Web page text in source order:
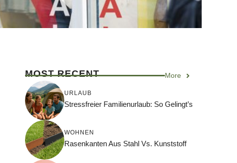
MOST RECENT More
URLAUB
Stressfreier Familienurlaub: So Gelingt’s
WOHNEN
Rasenkanten Aus Stahl Vs. Kunststoff